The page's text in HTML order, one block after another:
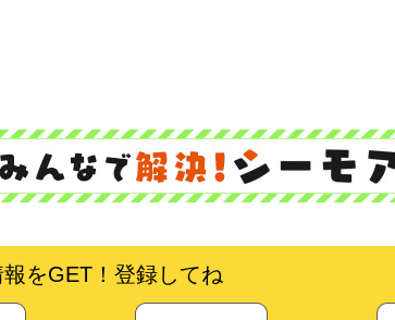
報をGET！登録してね